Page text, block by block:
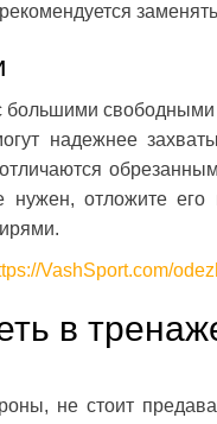
большими свободными
надежнее
нужен, отложите
VashSport.com/
в
не стоит